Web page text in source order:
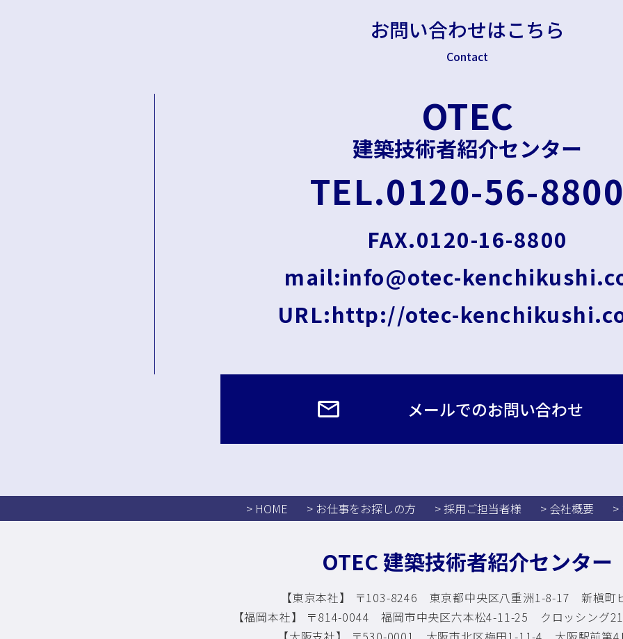
お問い合わせはこちら
Contact
OTEC
建築技術者紹介センター
TEL.0120-56-8800
FAX.0120-16-8800
mail:info@otec-
URL:http://otec-
メールでのお問い合わせ
> HOME > お仕事をお探しの方 > 採用ご担当者様 > 会社概要 >
OTEC 建築技術者紹介センター
【東京本社】 〒103-8246 東京都中央区八重洲1-8-17新槇町
【福岡本社】 〒814-0044 福岡市中央区六本松4-11-25 クロッシング